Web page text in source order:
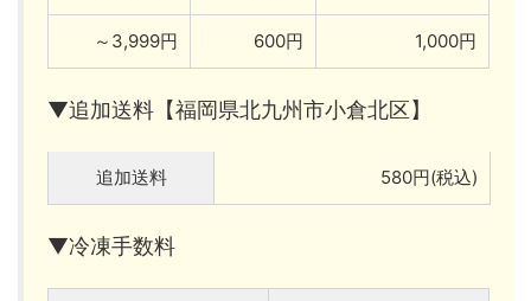
～3,999円 600円 1,000円
▼追加送料【福岡県北九州市小倉北区】
追加送料 580円(税込)
▼冷凍手数料